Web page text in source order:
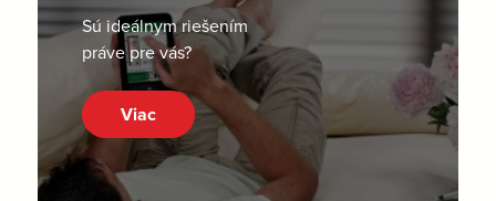
Sú ideálnym riešením
práve pre vás?
Viac